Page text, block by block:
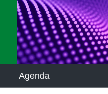
Agenda